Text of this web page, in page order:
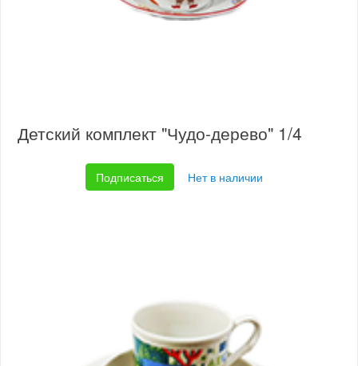
Детский комплект "Чудо-дерево" 1/4
Подписаться Нет в наличии